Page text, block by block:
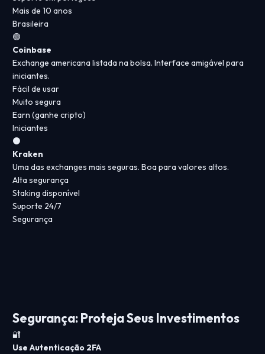
Mais de 10 anos
Brasileira
🟢
Coinbase
Exchange americana listada na bolsa. Interface amigável para
iniciantes.
Fácil de usar
Muito segura
Earn (ganhe cripto)
Iniciantes
⚫
Kraken
Uma das exchanges mais seguras. Boa para valores altos.
Alta segurança
Staking disponível
Suporte 24/7
Segurança
Segurança: Proteja Seus Investimentos
🔐
Use Autenticação 2FA